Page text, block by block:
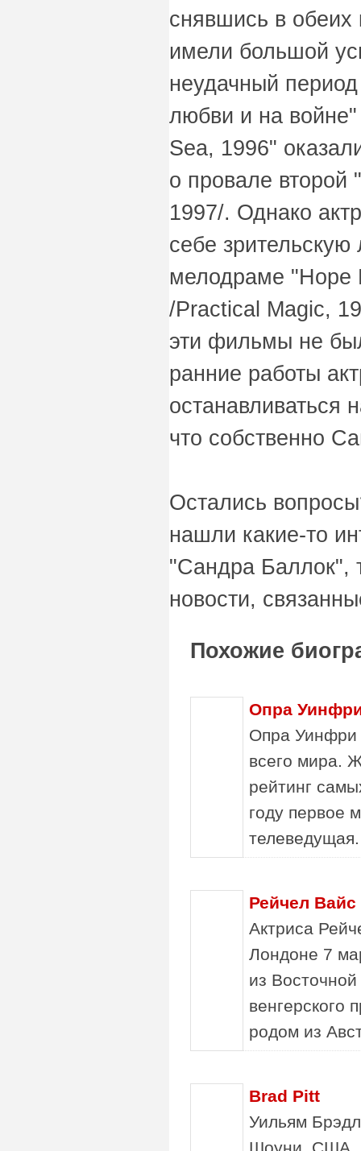
снявшись в
имели большой
неудачный
любви и на
Sea, 1996"
о провале второй
1997/. Однако
себе
мелодраме "Hope
/Practical Magic,
эти фильмы не
ранние работы
останавливаться
что собственно
Остались
нашли какие-то
"Сандра Баллок",
новости,
Похожие
Опра
Опра Уинфри
всего мира.
рейтинг
году первое
Рейчел Вайс
Актриса
Лондоне 7
из
венгерского
родом из
Brad Pitt
Уильям